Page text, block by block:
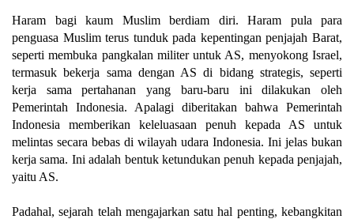
Haram bagi kaum Muslim berdiam diri. Haram pula para
penguasa Muslim terus tunduk pada kepentingan penjajah Barat,
seperti membuka pangkalan militer untuk AS, menyokong Israel,
termasuk bekerja sama dengan AS di bidang strategis, seperti
kerja sama pertahanan yang baru-baru ini dilakukan oleh
Pemerintah Indonesia. Apalagi diberitakan bahwa Pemerintah
Indonesia memberikan keleluasaan penuh kepada AS untuk
melintas secara bebas di wilayah udara Indonesia. Ini jelas bukan
kerja sama. Ini adalah bentuk ketundukan penuh kepada penjajah,
yaitu AS.
Padahal, sejarah telah mengajarkan satu hal penting, kebangkitan